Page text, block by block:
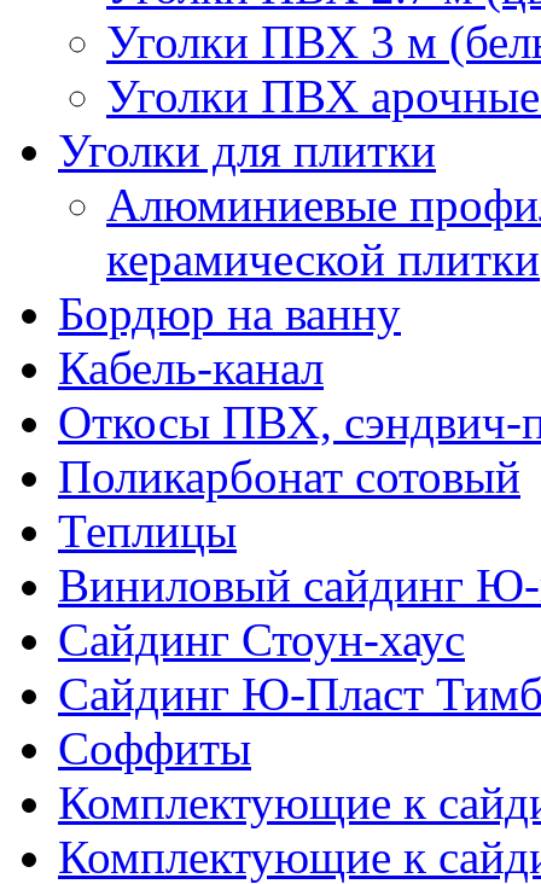
Уголки ПВХ 3 м
Уголки ПВХ
Уголки для плитки
Алюминиевые
керамической плитки
Бордюр на ванну
Кабель-канал
Откосы ПВХ, сэндвич-
Поликарбонат сотовый
Теплицы
Виниловый сайдинг Ю-
Сайдинг Стоун-хаус
Сайдинг Ю-Пласт
Соффиты
Комплектующие к
Комплектующие к